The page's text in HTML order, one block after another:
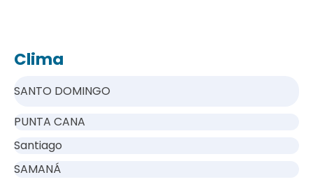
Clima
SANTO DOMINGO
PUNTA CANA
Santiago
SAMANÁ